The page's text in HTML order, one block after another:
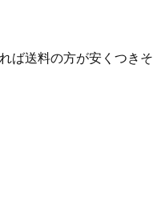
ば送料の方が安くつきそ